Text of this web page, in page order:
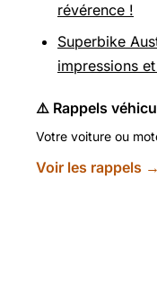
révérence !
Superbike
impressions
⚠️ Rappels
Votre voiture ou
Voir les rappels →